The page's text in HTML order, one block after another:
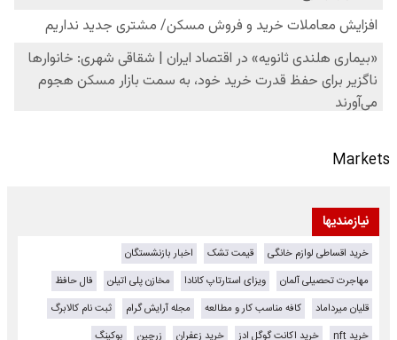
Markets
نیازمندیها
خرید اقساطی لوازم خانگی قیمت تشک
اخبار بازنشستگان
مهاجرت تحصیلی آلمان
ویزای استارتاپ کانادا مخازن پلی اتیلن
فال حافظ
قلیان میرداماد
کافه مناسب کار و مطالعه مجله آرایش گرام
ثبت نام کالابرگ
خرید nft
خرید اکانت گوگل ادز خرید زعفران زرچین بوکینگ